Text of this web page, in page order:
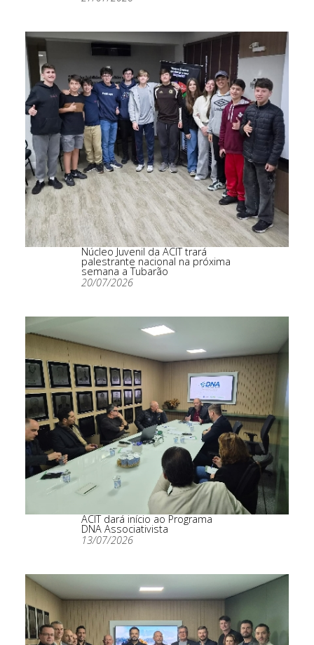
Núcleo Juvenil da ACIT trará
palestrante nacional na próxima
semana a Tubarão
20/07/2026
ACIT dará início ao Programa
DNA Associativista
13/07/2026